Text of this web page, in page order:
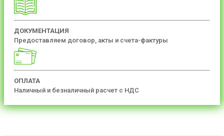
ДОКУМЕНТАЦИЯ
Предоставляем договор, акты и счета-фактуры
ОПЛАТА
Наличный и безналичный расчет с НДС